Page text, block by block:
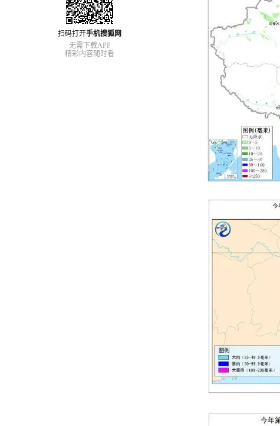
扫码打开手机搜狐网
无需下载APP
精彩内容随时看